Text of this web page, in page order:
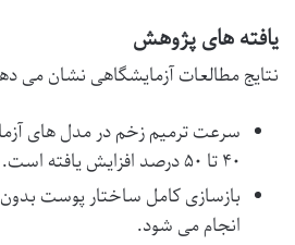
یافته های پژوهش
نتایج مطالعات آزمایشگاهی نشان می
سرعت ترمیم زخم در مدل های
۴۰ تا ۵۰ درصد افزایش یافته است.
بازسازی کامل ساختار پوست
انجام می شود.